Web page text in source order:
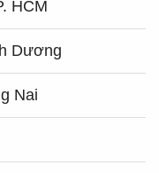
HCM
Dương
Nai